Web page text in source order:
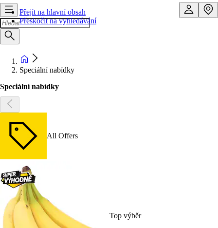
Přejít na hlavní obsah
Přeskočit na vyhledávání
Speciální nabídky
Speciální nabídky
All Offers
Top výběr